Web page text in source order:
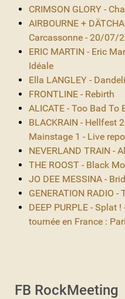
CRIMSON GLORY -
AIRBOURNE +
Carcassonne - 20/07/
ERIC MARTIN - Eric
Idéale
Ella LANGLEY -
FRONTLINE - Rebirth
ALICATE - Too Bad To
BLACKRAIN - Hellfest
Mainstage 1 - Live
NEVERLAND TRAIN -
THE ROOST - Black
JO DEE MESSINA -
GENERATION RADIO
DEEP PURPLE - Splat
tournée en France :
FB RockMeeting